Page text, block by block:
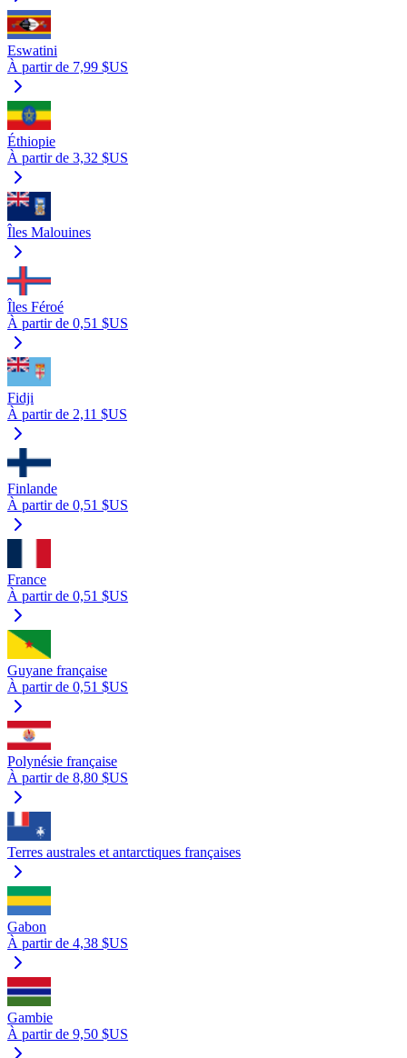
Eswatini
À partir de 7,99 $US
Éthiopie
À partir de 3,32 $US
Îles Malouines
Îles Féroé
À partir de 0,51 $US
Fidji
À partir de 2,11 $US
Finlande
À partir de 0,51 $US
France
À partir de 0,51 $US
Guyane française
À partir de 0,51 $US
Polynésie française
À partir de 8,80 $US
Terres australes et antarctiques françaises
Gabon
À partir de 4,38 $US
Gambie
À partir de 9,50 $US